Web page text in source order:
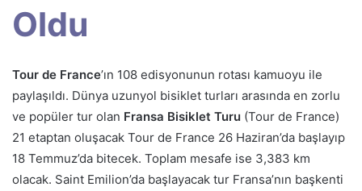
Oldu
Tour de France’ın 108 edisyonunun rotası kamuoyu ile
paylaşıldı. Dünya uzunyol bisiklet turları arasında en zorlu
ve popüler tur olan Fransa Bisiklet Turu (Tour de France)
21 etaptan oluşacak Tour de France 26 Haziran’da başlayıp
18 Temmuz’da bitecek. Toplam mesafe ise 3,383 km
olacak. Saint Emilion’da başlayacak tur Fransa’nın başkenti